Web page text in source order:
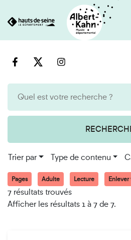
au
Trier par Type de contenu
Pages Adulte Lecture Enlever
7 résultats trouvés
Afficher les résultats 1 à 7 de 7.
Cookies et traceurs utilisés sur ce site